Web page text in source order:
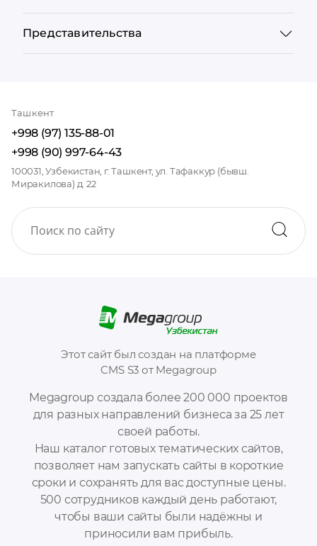
Megagroup создала более 200 000 проектов
для разных направлений бизнеса за 25 лет
своей работы.
Наш каталог готовых тематических сайтов,
позволяет нам запускать сайты в короткие
сроки и сохранять для вас доступные цены.
500 сотрудников каждый день работают,
чтобы ваши сайты были надёжны и
приносили вам прибыль.
Этот сайт был создан на платформе
CMS S3 от Megagroup
Представительства
Ташкент
+998 (97) 135-88-01
+998 (90) 997-64-43
100031, Узбекистан, г. Ташкент, ул. Тафаккур (бывш.
Миракилова) д. 22